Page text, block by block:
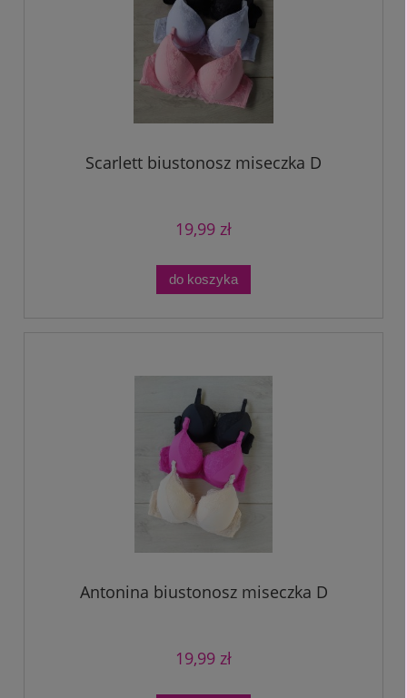
Scarlett biustonosz miseczka D
19,99 zł
do koszyka
Antonina biustonosz miseczka D
19,99 zł